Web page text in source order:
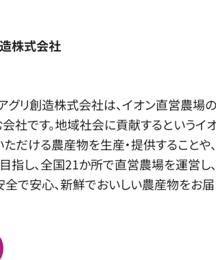
株式会社
グリ創造株式会社は、イオン直営農場
社です。地域社会に貢献するというイ
だける農産物を生産・提供することや
指し、全国21か所で直営農場を運営し
全で安心、新鮮でおいしい農産物をお